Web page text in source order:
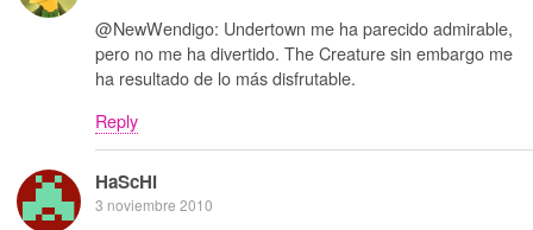
@NewWendigo: Undertown me ha parecido admirable,
pero no me ha divertido. The Creature sin embargo me
ha resultado de lo más disfrutable.
Reply
HaScHi
3 noviembre 2010